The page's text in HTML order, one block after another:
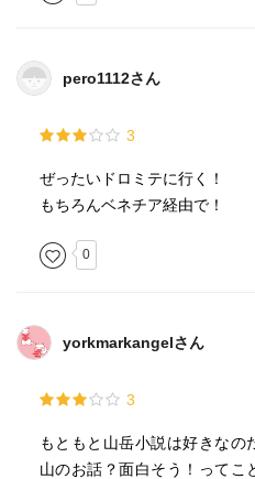
pero1112さん
3
ぜったいドロミテに行く！
もちろんベネチア経由で！
0
yorkmarkangelさん
3
もともと山岳小説は好きなの
山のお話？面白そう！ってこ